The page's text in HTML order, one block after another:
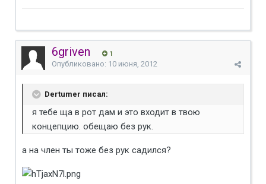
6griven 1
Опубликовано: 10 июня, 2012
Dertumer писал:
я тебе ща в рот дам и это входит в твою
концепцию. обещаю без рук.
а на член ты тоже без рук садился?